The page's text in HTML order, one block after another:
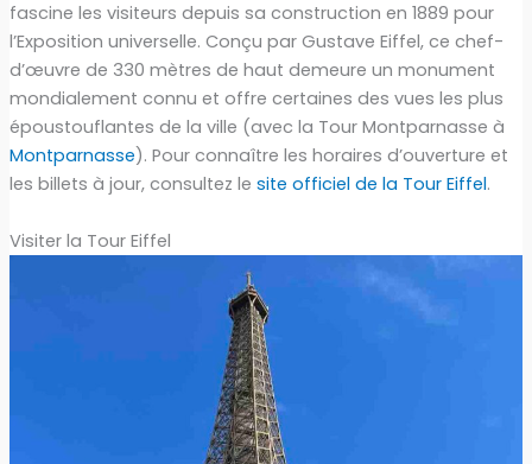
fascine les visiteurs depuis sa construction en 1889 pour
l’Exposition universelle. Conçu par Gustave Eiffel, ce chef-
d’œuvre de 330 mètres de haut demeure un monument
mondialement connu et offre certaines des vues les plus
époustouflantes de la ville (avec la Tour Montparnasse à
Montparnasse). Pour connaître les horaires d’ouverture et
les billets à jour, consultez le site officiel de la Tour Eiffel.
Visiter la Tour Eiffel